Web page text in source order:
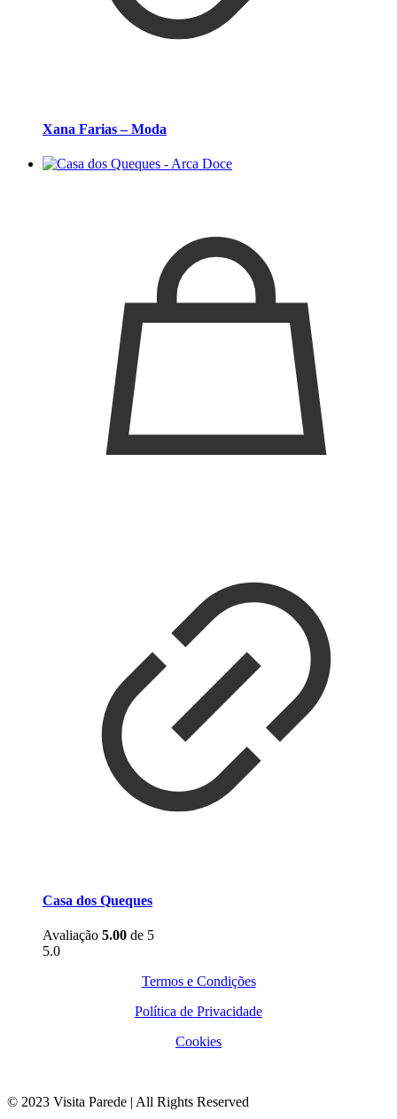
Xana Farias – Moda
Casa dos Queques
Avaliação 5.00 de 5
5.0
Termos e Condições
Política de Privacidade
Cookies
© 2023 Visita Parede | All Rights Reserved